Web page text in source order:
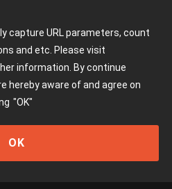
capture URL parameters, count
and etc. Please visit
information. By continue
hereby aware of and agree on
"OK"
OK